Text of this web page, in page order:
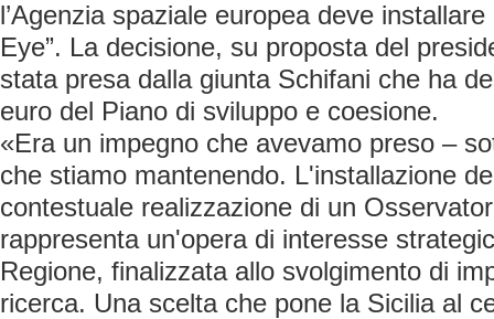
l’Agenzia spaziale europea deve
Eye”. La decisione, su proposta del
stata presa dalla giunta Schifani che ha
euro del Piano di sviluppo e coesione.
«Era un impegno che avevamo preso –
che stiamo mantenendo. L'installazione
contestuale realizzazione di un
rappresenta un'opera di interesse
Regione, finalizzata allo svolgimento di
ricerca. Una scelta che pone la Sicilia al